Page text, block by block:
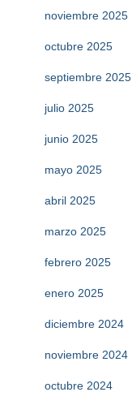
noviembre 2025
octubre 2025
septiembre 2025
julio 2025
junio 2025
mayo 2025
abril 2025
marzo 2025
febrero 2025
enero 2025
diciembre 2024
noviembre 2024
octubre 2024